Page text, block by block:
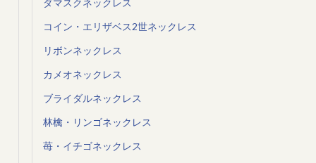
ダマスクネックレス
コイン・エリザベス2世ネックレス
リボンネックレス
カメオネックレス
ブライダルネックレス
林檎・リンゴネックレス
苺・イチゴネックレス